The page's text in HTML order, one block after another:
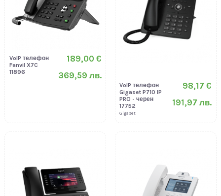
VoIP телефон
Fanvil X7C
11896
189,00 €
369,59 лв.
VoIP телефон
Gigaset P710 IP
PRO - черен
17752
Gigaset
98,17 €
191,97 лв.